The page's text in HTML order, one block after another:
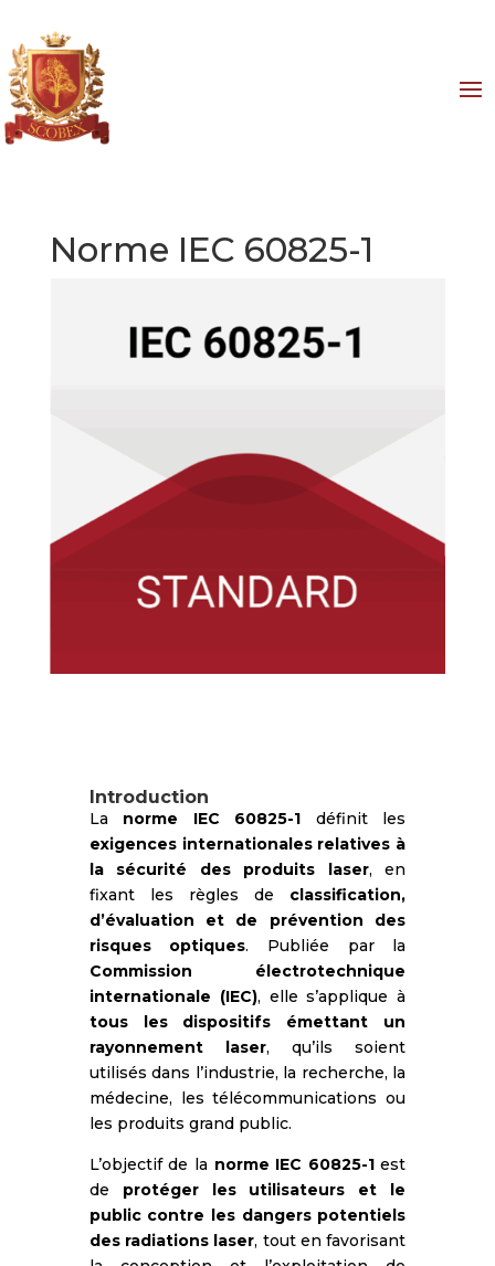
Norme IEC 60825-1
Introduction
La norme IEC 60825-1 définit les
exigences internationales relatives à
la sécurité des produits laser, en
fixant les règles de classification,
d’évaluation et de prévention des
risques optiques. Publiée par la
Commission électrotechnique
internationale (IEC), elle s’applique à
tous les dispositifs émettant un
rayonnement laser, qu’ils soient
utilisés dans l’industrie, la recherche, la
médecine, les télécommunications ou
les produits grand public.
L’objectif de la norme IEC 60825-1est
de protéger les utilisateurs et le
public contre les dangers potentiels
des radiations laser, tout en favorisant